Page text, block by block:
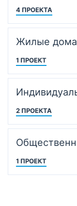
4 ПРОЕКТА
Жилые дома
1 ПРОЕКТ
2 ПРОЕКТА
1 ПРОЕКТ